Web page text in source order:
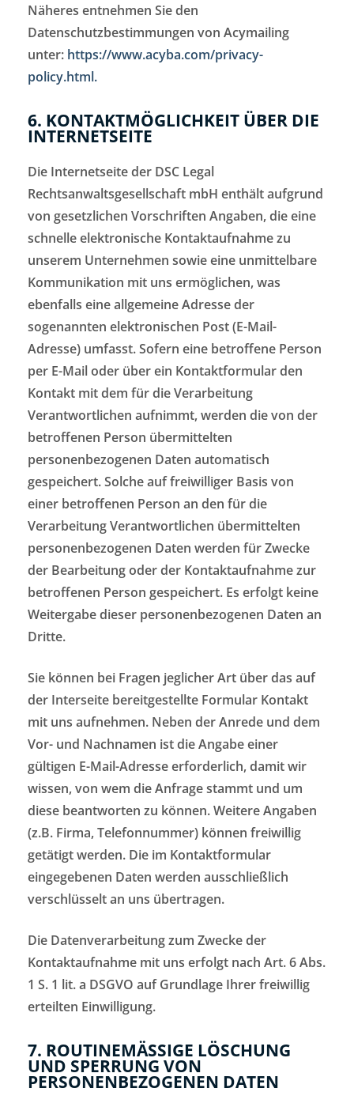
Näheres entnehmen Sie den
Datenschutzbestimmungen von Acymailing
unter: https://www.acyba.com/privacy-
policy.html.
6. KONTAKTMÖGLICHKEIT ÜBER DIE
INTERNETSEITE
Die Internetseite der DSC Legal
Rechtsanwaltsgesellschaft mbH enthält aufgrund
von gesetzlichen Vorschriften Angaben, die eine
schnelle elektronische Kontaktaufnahme zu
unserem Unternehmen sowie eine unmittelbare
Kommunikation mit uns ermöglichen, was
ebenfalls eine allgemeine Adresse der
sogenannten elektronischen Post (E-Mail-
Adresse) umfasst. Sofern eine betroffene Person
per E-Mail oder über ein Kontaktformular den
Kontakt mit dem für die Verarbeitung
Verantwortlichen aufnimmt, werden die von der
betroffenen Person übermittelten
personenbezogenen Daten automatisch
gespeichert. Solche auf freiwilliger Basis von
einer betroffenen Person an den für die
Verarbeitung Verantwortlichen übermittelten
personenbezogenen Daten werden für Zwecke
der Bearbeitung oder der Kontaktaufnahme zur
betroffenen Person gespeichert. Es erfolgt keine
Weitergabe dieser personenbezogenen Daten an
Dritte.
Sie können bei Fragen jeglicher Art über das auf
der Interseite bereitgestellte Formular Kontakt
mit uns aufnehmen. Neben der Anrede und dem
Vor- und Nachnamen ist die Angabe einer
gültigen E-Mail-Adresse erforderlich, damit wir
wissen, von wem die Anfrage stammt und um
diese beantworten zu können. Weitere Angaben
(z.B. Firma, Telefonnummer) können freiwillig
getätigt werden. Die im Kontaktformular
eingegebenen Daten werden ausschließlich
verschlüsselt an uns übertragen.
Die Datenverarbeitung zum Zwecke der
Kontaktaufnahme mit uns erfolgt nach Art. 6 Abs.
1 S. 1 lit. a DSGVO auf Grundlage Ihrer freiwillig
erteilten Einwilligung.
7. ROUTINEMÄSSIGE LÖSCHUNG U
ND SPERRUNG VON P
ERSONENBEZOGENEN DATEN